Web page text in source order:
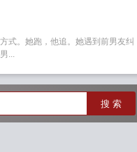
式。她跑，他追。她遇到前男友纠
...
搜 索